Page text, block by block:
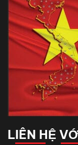
LIÊN HỆ